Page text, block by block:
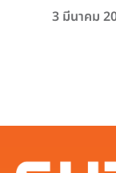
3 มีนาคม